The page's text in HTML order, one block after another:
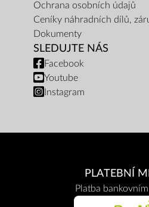
Ochrana osobních údajů
Ceníky náhradních dílů,
Dokumenty
SLEDUJTE NÁS
Facebook
Youtube
Instagram
PLATEBNÍ
Platba